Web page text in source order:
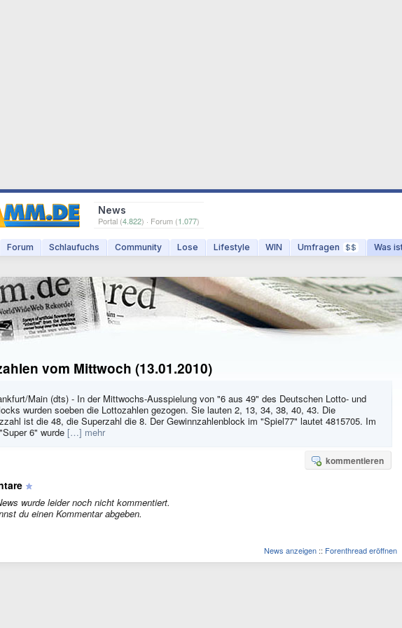
News
Portal (4.822) · Forum (1.077)
Forum Schlaufuchs Community Lose Lifestyle WIN Umfragen $$ Was
vom Mittwoch (13.01.2010)
Main (dts) - In der Mittwochs-Ausspielung von "6 aus 49" des Deutschen Lotto- und
wurden soeben die Lottozahlen gezogen. Sie lauten 2, 13, 34, 38, 40, 43. Die
ist die 48, die Superzahl die 8. Der Gewinnzahlenblock im "Spiel77" lautet 4815705. Im
6" wurde […] mehr
kommentieren
wurde leider noch nicht kommentiert.
du einen Kommentar abgeben.
News anzeigen :: Forenthread eröffnen